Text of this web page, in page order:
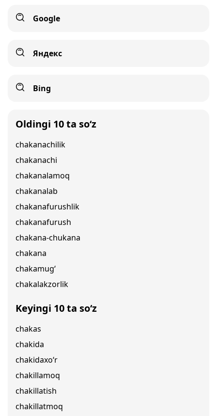
Google
Яндекс
Bing
Oldingi 10 ta so‘z
chakanachilik
chakanachi
chakanalamoq
chakanalab
chakanafurushlik
chakanafurush
chakana-chukana
chakana
chakamug‘
chakalakzorlik
Keyingi 10 ta so‘z
chakas
chakida
chakidaxo‘r
chakillamoq
chakillatish
chakillatmoq